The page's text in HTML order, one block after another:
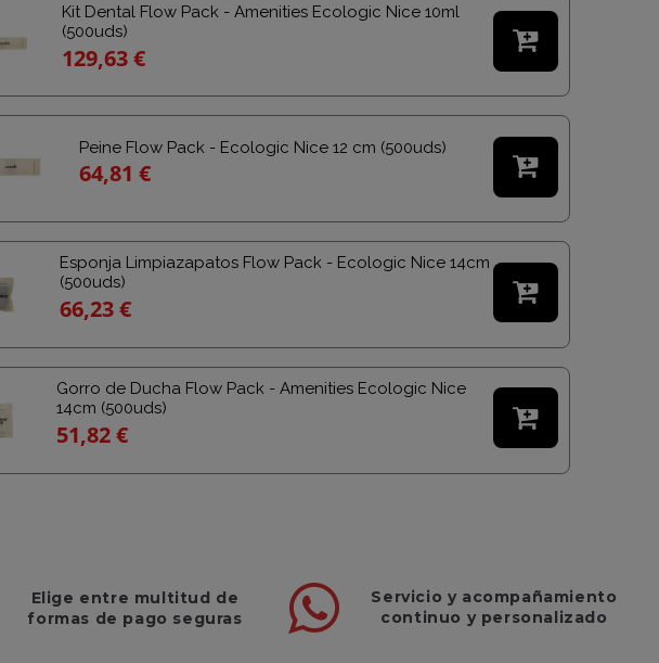
Kit Dental Flow Pack - Amenities Ecologic Nice 10ml
(500uds)
129,63 €

Peine Flow Pack - Ecologic Nice 12 cm (500uds)
64,81 € 
Esponja Limpiazapatos Flow Pack - Ecologic Nice 14cm
(500uds)
66,23 €

Gorro de Ducha Flow Pack - Amenities Ecologic Nice
14cm (500uds)
51,82 €

Elige entre multitud de
formas de pago seguras
Servicio y acompañamiento
continuo y personalizado